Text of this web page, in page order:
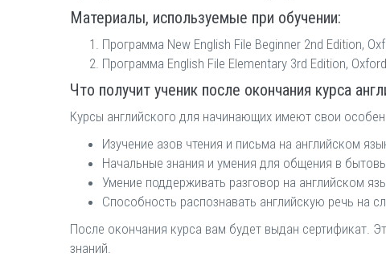
Материалы, используемые при обучении:
Программа New English File Beginner 2nd Edition,
Программа English File Elementary 3rd Edition,
Что получит ученик после окончания курса
Курсы английского для начинающих имеют свои
Изучение азов чтения и письма на английском
Начальные знания и умения для общения в
Умение поддерживать разговор на английском
Способность распознавать английскую речь на
После окончания курса вам будет выдан сертификат.
знаний.